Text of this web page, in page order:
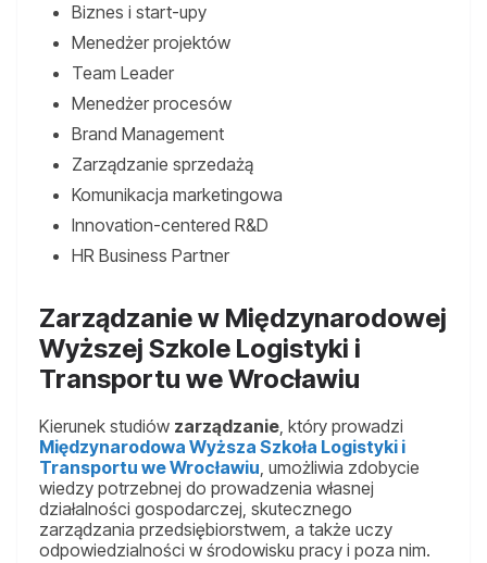
Biznes i start-upy
Menedżer projektów
Team Leader
Menedżer procesów
Brand Management
Zarządzanie sprzedażą
Komunikacja marketingowa
Innovation-centered R&D
HR Business Partner
Zarządzanie w Międzynarodowej
Wyższej Szkole Logistyki i
Transportu we Wrocławiu
Kierunek studiów zarządzanie, który prowadzi
Międzynarodowa Wyższa Szkoła Logistyki i
Transportu we Wrocławiu, umożliwia zdobycie
wiedzy potrzebnej do prowadzenia własnej
działalności gospodarczej, skutecznego
zarządzania przedsiębiorstwem, a także uczy
odpowiedzialności w środowisku pracy i poza nim.